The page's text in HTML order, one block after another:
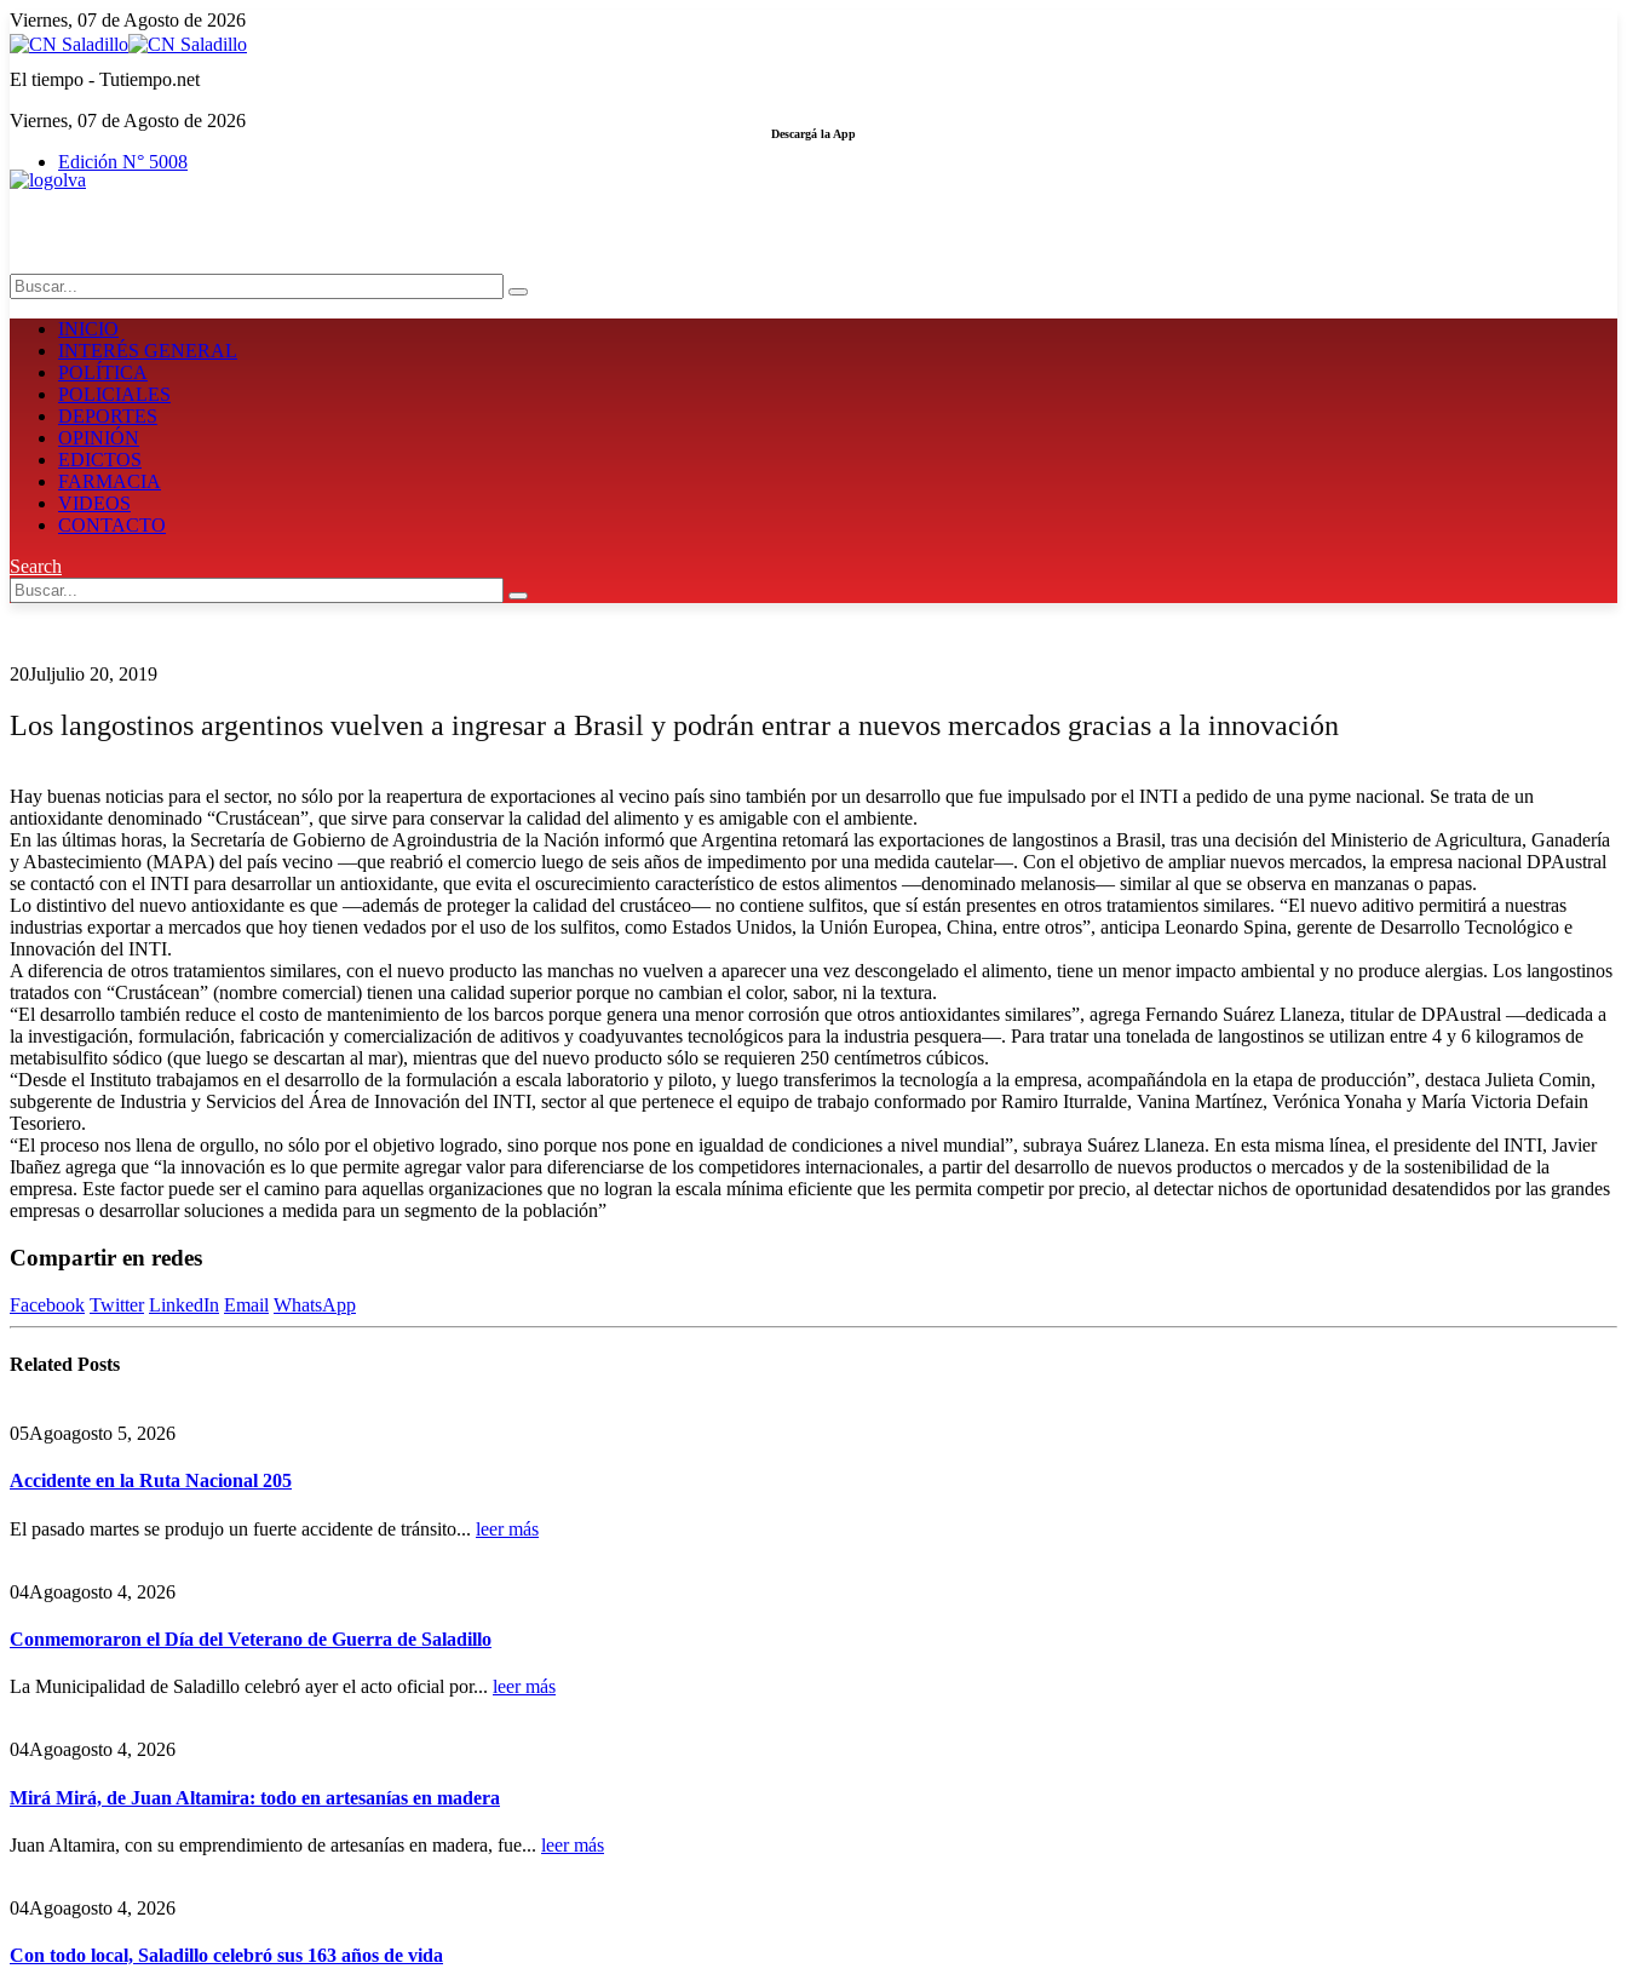
Viernes, 07 de Agosto de 2026
El tiempo - Tutiempo.net
Viernes, 07 de Agosto de 2026
Edición N° 5008
Descargá la App
INICIO
INTERÉS GENERAL
POLÍTICA
POLICIALES
DEPORTES
OPINIÓN
EDICTOS
FARMACIA
VIDEOS
CONTACTO
Search
20Juljulio 20, 2019
Los langostinos argentinos vuelven a ingresar a Brasil y podrán entrar a nuevos mercados gracias a la innovación
Hay buenas noticias para el sector, no sólo por la reapertura de exportaciones al vecino país sino también por un desarrollo que fue impulsado por el INTI a pedido de una pyme nacional. Se trata de un
antioxidante denominado “Crustácean”, que sirve para conservar la calidad del alimento y es amigable con el ambiente.
En las últimas horas, la Secretaría de Gobierno de Agroindustria de la Nación informó que Argentina retomará las exportaciones de langostinos a Brasil, tras una decisión del Ministerio de Agricultura, Ganadería
y Abastecimiento (MAPA) del país vecino —que reabrió el comercio luego de seis años de impedimento por una medida cautelar—. Con el objetivo de ampliar nuevos mercados, la empresa nacional DPAustral
se contactó con el INTI para desarrollar un antioxidante, que evita el oscurecimiento característico de estos alimentos —denominado melanosis— similar al que se observa en manzanas o papas.
Lo distintivo del nuevo antioxidante es que —además de proteger la calidad del crustáceo— no contiene sulfitos, que sí están presentes en otros tratamientos similares. “El nuevo aditivo permitirá a nuestras
industrias exportar a mercados que hoy tienen vedados por el uso de los sulfitos, como Estados Unidos, la Unión Europea, China, entre otros”, anticipa Leonardo Spina, gerente de Desarrollo Tecnológico e
Innovación del INTI.
A diferencia de otros tratamientos similares, con el nuevo producto las manchas no vuelven a aparecer una vez descongelado el alimento, tiene un menor impacto ambiental y no produce alergias. Los langostinos
tratados con “Crustácean” (nombre comercial) tienen una calidad superior porque no cambian el color, sabor, ni la textura.
“El desarrollo también reduce el costo de mantenimiento de los barcos porque genera una menor corrosión que otros antioxidantes similares”, agrega Fernando Suárez Llaneza, titular de DPAustral —dedicada a
la investigación, formulación, fabricación y comercialización de aditivos y coadyuvantes tecnológicos para la industria pesquera—. Para tratar una tonelada de langostinos se utilizan entre 4 y 6 kilogramos de
metabisulfito sódico (que luego se descartan al mar), mientras que del nuevo producto sólo se requieren 250 centímetros cúbicos.
“Desde el Instituto trabajamos en el desarrollo de la formulación a escala laboratorio y piloto, y luego transferimos la tecnología a la empresa, acompañándola en la etapa de producción”, destaca Julieta Comin,
subgerente de Industria y Servicios del Área de Innovación del INTI, sector al que pertenece el equipo de trabajo conformado por Ramiro Iturralde, Vanina Martínez, Verónica Yonaha y María Victoria Defain
Tesoriero.
“El proceso nos llena de orgullo, no sólo por el objetivo logrado, sino porque nos pone en igualdad de condiciones a nivel mundial”, subraya Suárez Llaneza. En esta misma línea, el presidente del INTI, Javier
Ibañez agrega que “la innovación es lo que permite agregar valor para diferenciarse de los competidores internacionales, a partir del desarrollo de nuevos productos o mercados y de la sostenibilidad de la
empresa. Este factor puede ser el camino para aquellas organizaciones que no logran la escala mínima eficiente que les permita competir por precio, al detectar nichos de oportunidad desatendidos por las grandes
empresas o desarrollar soluciones a medida para un segmento de la población”
Compartir en redes
Facebook Twitter LinkedIn Email WhatsApp
Related Posts
05Agoagosto 5, 2026
Accidente en la Ruta Nacional 205
El pasado martes se produjo un fuerte accidente de tránsito... leer más
04Agoagosto 4, 2026
Conmemoraron el Día del Veterano de Guerra de Saladillo
La Municipalidad de Saladillo celebró ayer el acto oficial por... leer más
04Agoagosto 4, 2026
Mirá Mirá, de Juan Altamira: todo en artesanías en madera
Juan Altamira, con su emprendimiento de artesanías en madera, fue... leer más
04Agoagosto 4, 2026
Con todo local, Saladillo celebró sus 163 años de vida